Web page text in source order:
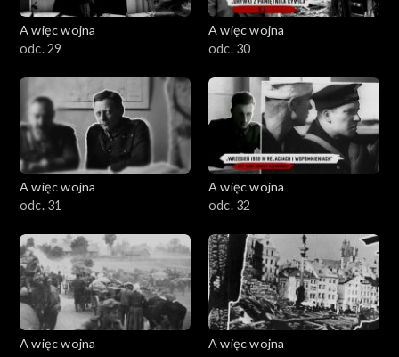
A więc wojna
odc. 29
A więc wojna
odc. 30
A więc wojna
odc. 31
A więc wojna
odc. 32
A więc wojna
A więc wojna